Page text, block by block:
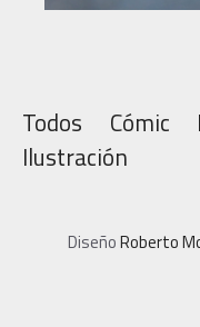
Todos Cómic
Ilustración
DiseñoRoberto